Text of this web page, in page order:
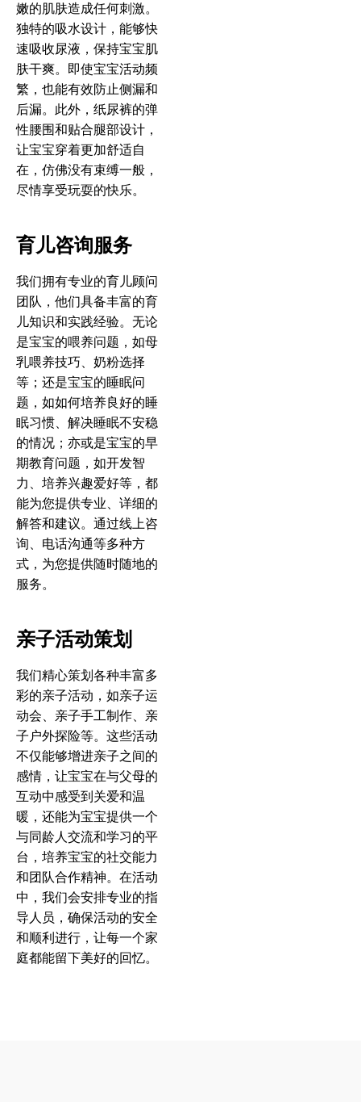
嫩的肌肤造成任何刺激。
独特的吸水设计，能够快
速吸收尿液，保持宝宝肌
肤干爽。即使宝宝活动频
繁，也能有效防止侧漏和
后漏。此外，纸尿裤的弹
性腰围和贴合腿部设计，
让宝宝穿着更加舒适自
在，仿佛没有束缚一般，
尽情享受玩耍的快乐。
育儿咨询服务
我们拥有专业的育儿顾问
团队，他们具备丰富的育
儿知识和实践经验。无论
是宝宝的喂养问题，如母
乳喂养技巧、奶粉选择
等；还是宝宝的睡眠问
题，如如何培养良好的睡
眠习惯、解决睡眠不安稳
的情况；亦或是宝宝的早
期教育问题，如开发智
力、培养兴趣爱好等，都
能为您提供专业、详细的
解答和建议。通过线上咨
询、电话沟通等多种方
式，为您提供随时随地的
服务。
亲子活动策划
我们精心策划各种丰富多
彩的亲子活动，如亲子运
动会、亲子手工制作、亲
子户外探险等。这些活动
不仅能够增进亲子之间的
感情，让宝宝在与父母的
互动中感受到关爱和温
暖，还能为宝宝提供一个
与同龄人交流和学习的平
台，培养宝宝的社交能力
和团队合作精神。在活动
中，我们会安排专业的指
导人员，确保活动的安全
和顺利进行，让每一个家
庭都能留下美好的回忆。